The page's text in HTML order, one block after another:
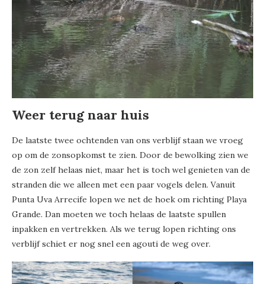
Weer terug naar huis
De laatste twee ochtenden van ons verblijf staan we vroeg
op om de zonsopkomst te zien. Door de bewolking zien we
de zon zelf helaas niet, maar het is toch wel genieten van de
stranden die we alleen met een paar vogels delen. Vanuit
Punta Uva Arrecife lopen we net de hoek om richting Playa
Grande. Dan moeten we toch helaas de laatste spullen
inpakken en vertrekken. Als we terug lopen richting ons
verblijf schiet er nog snel een agouti de weg over.